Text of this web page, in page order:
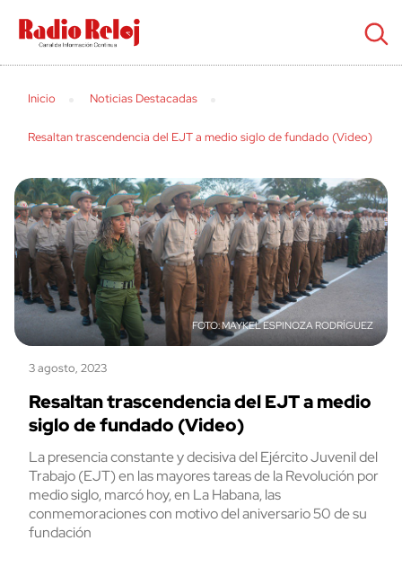
cerrar
Inicio Noticias Destacadas
Resaltan trascendencia del EJT a medio siglo de fundado (Video)
MAYKEL ESPINOZA RODRÍGUEZ
3 agosto, 2023
Resaltan trascendencia del EJT a medio
siglo de fundado (Video)
La presencia constante y decisiva del Ejército Juvenil del
Trabajo (EJT) en las mayores tareas de la Revolución por
medio siglo, marcó hoy, en La Habana, las
conmemoraciones con motivo del aniversario 50 de su
fundación